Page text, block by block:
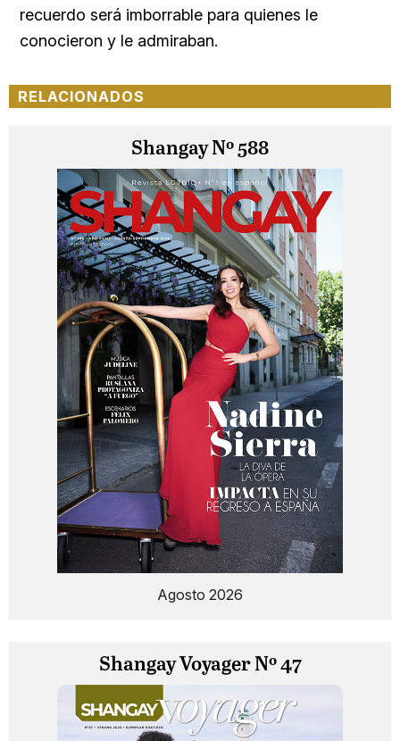
recuerdo será imborrable para quienes le
conocieron y le admiraban.
RELACIONADOS
Shangay Nº 588
Agosto 2026
Shangay Voyager Nº 47